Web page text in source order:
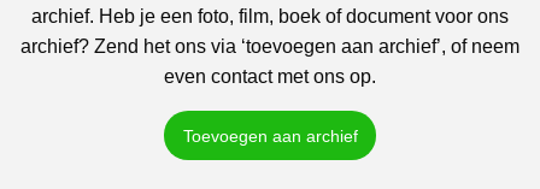
archief. Heb je een foto, film, boek of document voor ons
archief? Zend het ons via ‘toevoegen aan archief’, of neem
even contact met ons op.
Toevoegen aan archief